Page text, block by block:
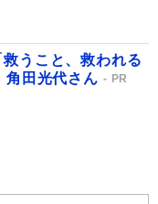
救うこと、救われる
田光代さん
PR